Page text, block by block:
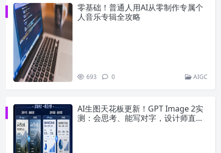
零基础！普通人用AI从零制作专属个
人音乐专辑全攻略
693 0 AIGC
AI生图天花板更新！GPT Image 2实
测：会思考、能写对字，设计师直接